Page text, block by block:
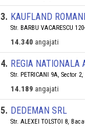
3. KAUFLAND
Str. BARBU VACARESCU
14.340 angajati
4. REGIA NATIONALA
Str. PETRICANI 9A, Sector
14.189 angajati
5. DEDEMAN SRL
Str. ALEXEI TOLSTOI 8,